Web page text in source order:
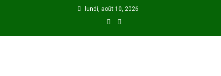
lundi, août 10, 2026